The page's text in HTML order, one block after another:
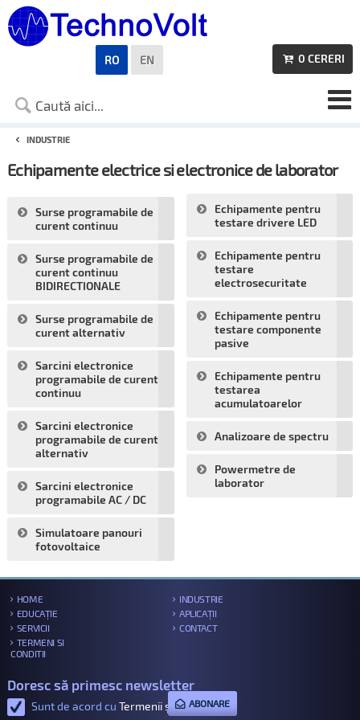

0 CERERI
INDUSTRIE
Echipamente electrice si electronice de laborator
Surse programabile de
curent continuu
Surse programabile de
curent continuu
BIDIRECTIONALE
Surse programabile de
curent alternativ
Sarcini electronice
programabile de curent
continuu
Sarcini electronice
programabile de curent
alternativ
Sarcini electronice
programabile AC / DC
Simulatoare panouri
fotovoltaice
Echipamente pentru
testare drivere LED
Echipamente pentru
testare
electrosecuritate
Echipamente pentru
testare componente
pasive
Echipamente pentru
testarea
acumulatoarelor
Analizoare de spectru
Powermetre de
laborator
RO EN
HOME
INDUSTRIE
EDUCAȚIE
APLICAȚII
SERVICII
CONTACT
TERMENI SI
CONDITII
Doresc să primesc newsletter
Sunt de acord cu Termenii și condițiile.
ABONARE